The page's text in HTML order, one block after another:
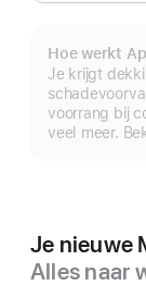
Hoe werkt
Je krijgt
voorrang bij
veel meer.
Je nieuwe
Alles naar